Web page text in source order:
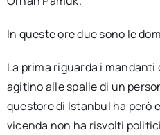
In queste ore due sono le
La prima riguarda i mandanti
agitino alle spalle di un
questore di Istanbul ha però
vicenda non ha risvolti